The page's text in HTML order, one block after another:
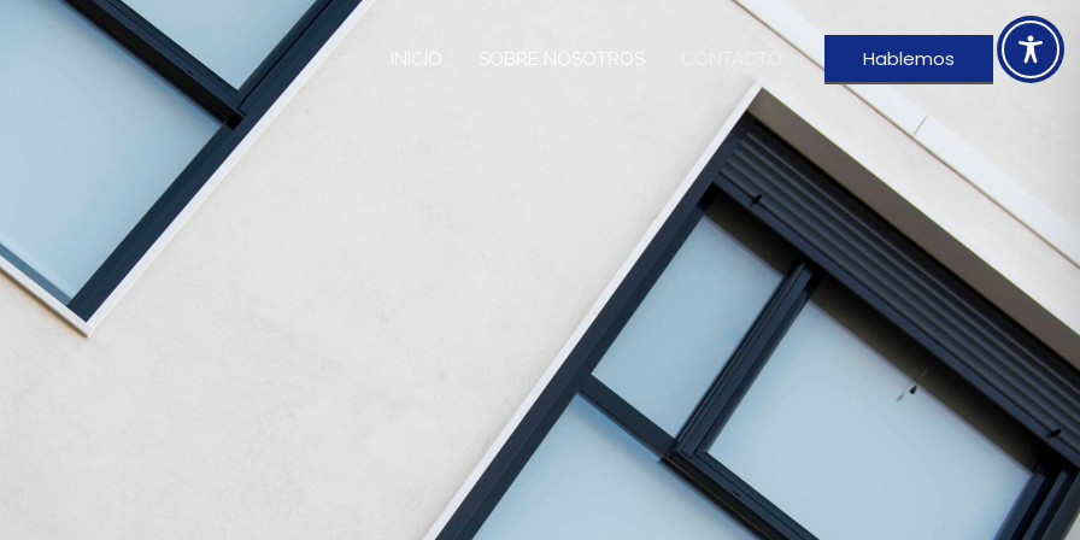
INICIO SOBRE NOSOTROS Hablemos